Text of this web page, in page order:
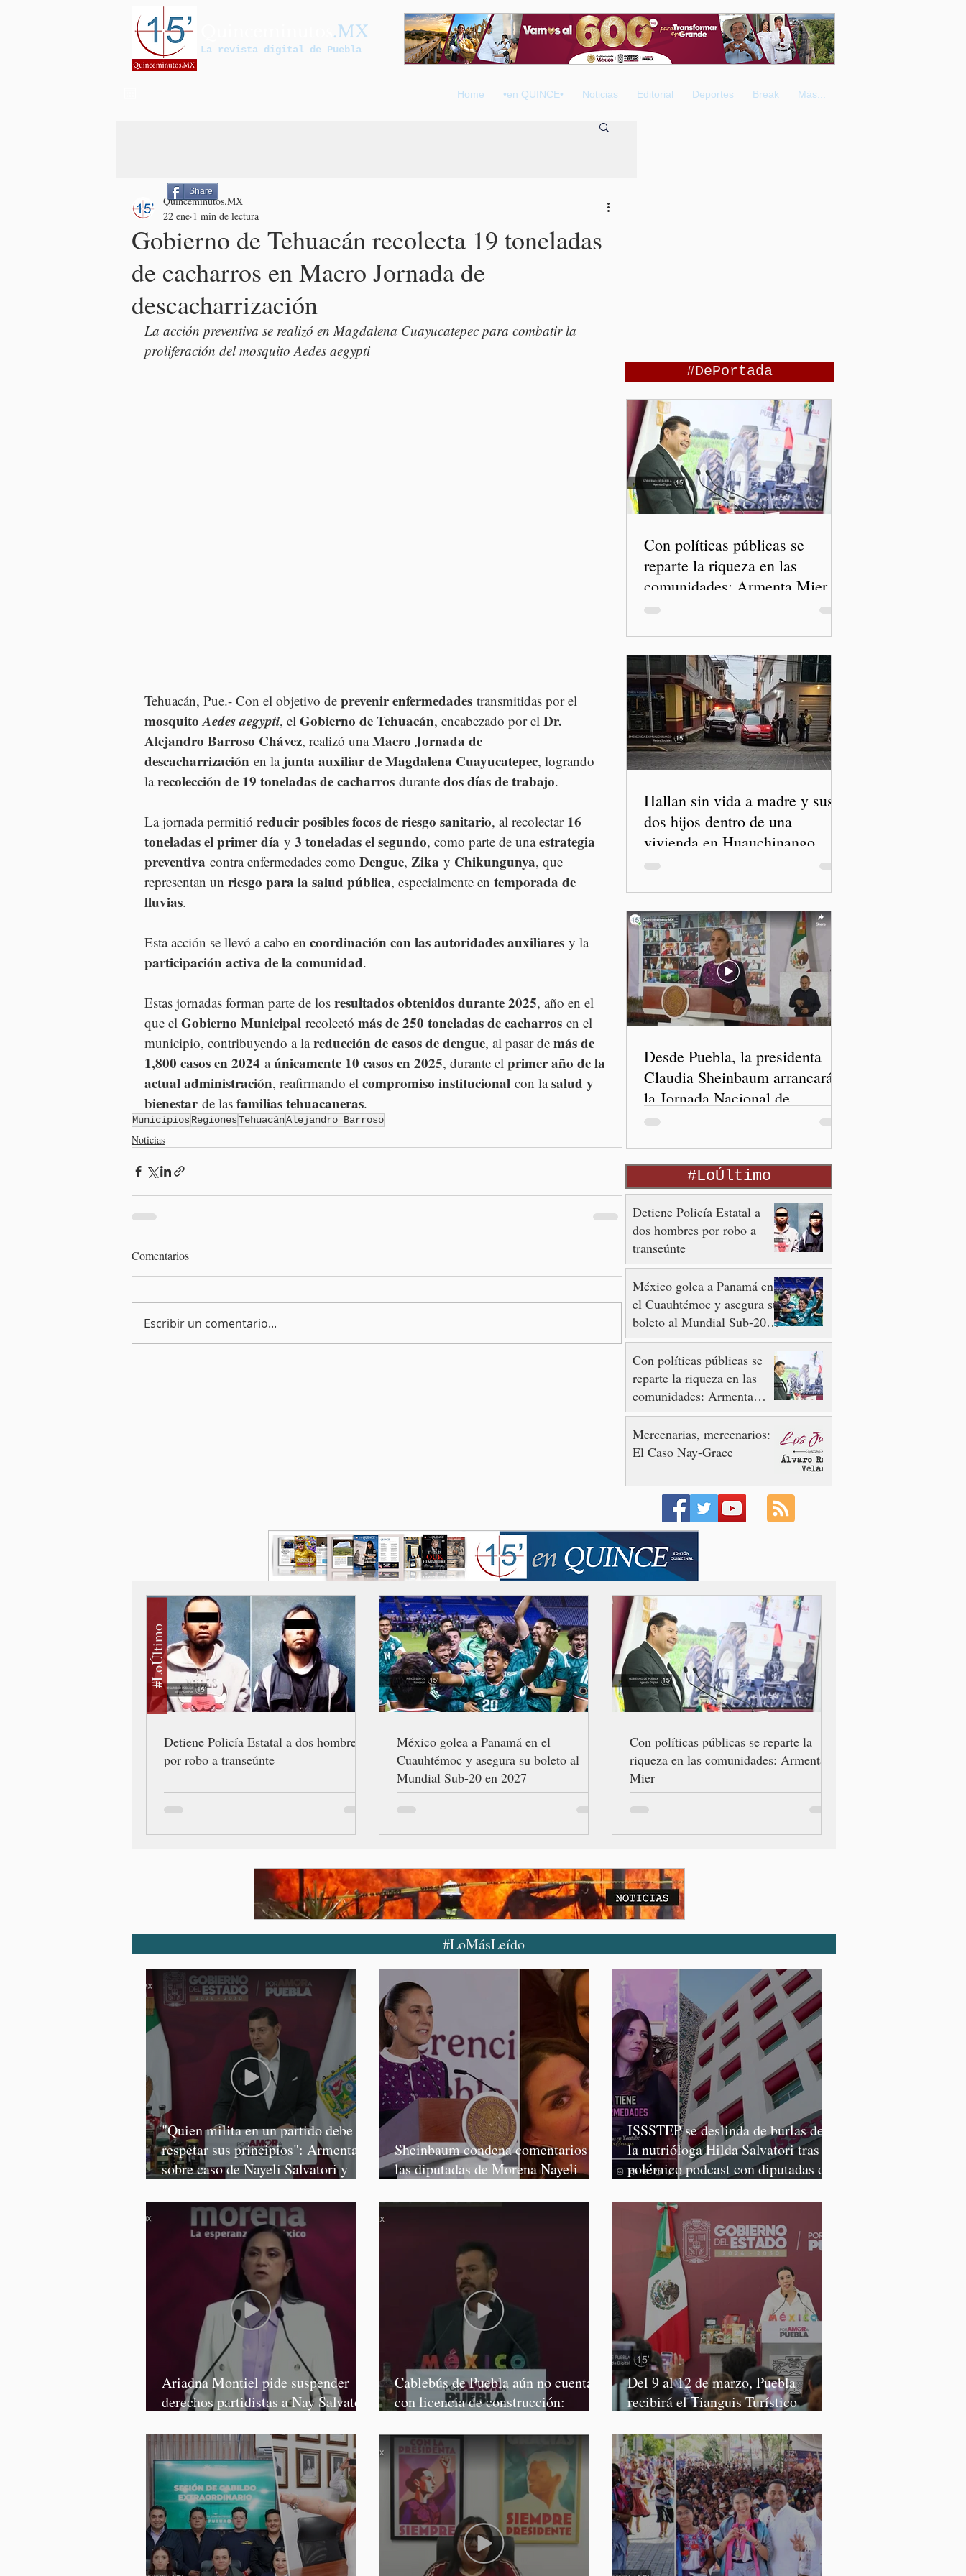
.MX
La revista digital de Puebla
Home •en QUINCE• Noticias Editorial Deportes Break Más...
Gobierno de Tehuacán recolecta 19 toneladas
de cacharros en Macro Jornada de
descacharrización
Quinceminutos.MX
22 ene 1 min de lectura
La acción preventiva se realizó en Magdalena Cuayucatepec para combatir la
proliferación del mosquito Aedes aegypti
Tehuacán, Pue.- Con el objetivo de prevenir enfermedades transmitidas por el
mosquito Aedes aegypti, el Gobierno de Tehuacán, encabezado por el Dr.
Alejandro Barroso Chávez, realizó una Macro Jornada de
descacharrización en la junta auxiliar de Magdalena Cuayucatepec, logrando
la recolección de 19 toneladas de cacharros durante dos días de trabajo.
La jornada permitió reducir posibles focos de riesgo sanitario, al recolectar 16
toneladas el primer día y 3 toneladas el segundo, como parte de una estrategia
preventiva contra enfermedades como Dengue, Zika y Chikungunya, que
representan un riesgo para la salud pública, especialmente en temporada de
lluvias.
Esta acción se llevó a cabo en coordinación con las autoridades auxiliares y la
participación activa de la comunidad.
Estas jornadas forman parte de los resultados obtenidos durante 2025, año en el
que el Gobierno Municipal recolectó más de 250 toneladas de cacharros en el
municipio, contribuyendo a la reducción de casos de dengue, al pasar de más de
1,800 casos en 2024 a únicamente 10 casos en 2025, durante el primer año de la
actual administración, reafirmando el compromiso institucional con la salud y
bienestar de las familias tehuacaneras.
MunicipiosRegionesTehuacánAlejandro Barroso
Noticias
Comentarios
Escribir un comentario...
Share
#DePortada
Con políticas públicas se
reparte la riqueza en las
comunidades: Armenta Mier
Hallan sin vida a madre y sus
dos hijos dentro de una
vivienda en Huauchinango
Desde Puebla, la presidenta
Claudia Sheinbaum arrancará
la Jornada Nacional de
Reforestación
#LoÚltimo
Detiene Policía Estatal a
dos hombres por robo a
transeúnte
México golea a Panamá en
el Cuauhtémoc y asegura su
boleto al Mundial Sub-20
en 2027
Con políticas públicas se
reparte la riqueza en las
comunidades: Armenta
Mier
Mercenarias, mercenarios:
El Caso Nay-Grace
Detiene Policía Estatal a dos hombres
por robo a transeúnte
México golea a Panamá en el
Cuauhtémoc y asegura su boleto al
Mundial Sub-20 en 2027
Con políticas públicas se reparte la
riqueza en las comunidades: Armenta
Mier
#LoÚltimo
#LoMásLeído
"Quien milita en un partido debe
respetar sus principios": Armenta,
sobre caso de Nayeli Salvatori y
Sheinbaum condena comentarios de
las diputadas de Morena Nayeli
ISSSTEP se deslinda de burlas de
la nutrióloga Hilda Salvatori tras
polémico podcast con diputadas de
Ariadna Montiel pide suspender
derechos partidistas a Nay Salvatori
Cablebús de Puebla aún no cuenta
con licencia de construcción:
Del 9 al 12 de marzo, Puebla
recibirá el Tianguis Turístico